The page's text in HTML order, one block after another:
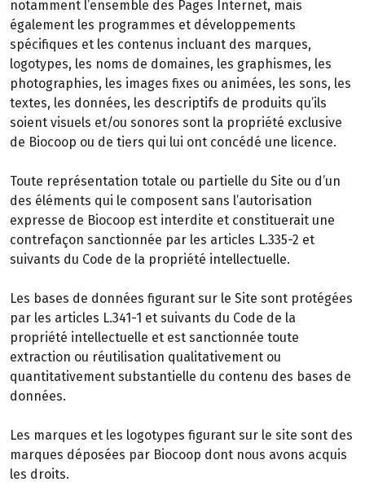
notamment l’ensemble des Pages Internet, mais
également les programmes et développements
spécifiques et les contenus incluant des marques,
logotypes, les noms de domaines, les graphismes, les
photographies, les images fixes ou animées, les sons, les
textes, les données, les descriptifs de produits qu’ils
soient visuels et/ou sonores sont la propriété exclusive
de Biocoop ou de tiers qui lui ont concédé une licence.
Toute représentation totale ou partielle du Site ou d’un
des éléments qui le composent sans l’autorisation
expresse de Biocoop est interdite et constituerait une
contrefaçon sanctionnée par les articles L.335-2 et
suivants du Code de la propriété intellectuelle.
Les bases de données figurant sur le Site sont protégées
par les articles L.341-1 et suivants du Code de la
propriété intellectuelle et est sanctionnée toute
extraction ou réutilisation qualitativement ou
quantitativement substantielle du contenu des bases de
données.
Les marques et les logotypes figurant sur le site sont des
marques déposées par Biocoop dont nous avons acquis
les droits.